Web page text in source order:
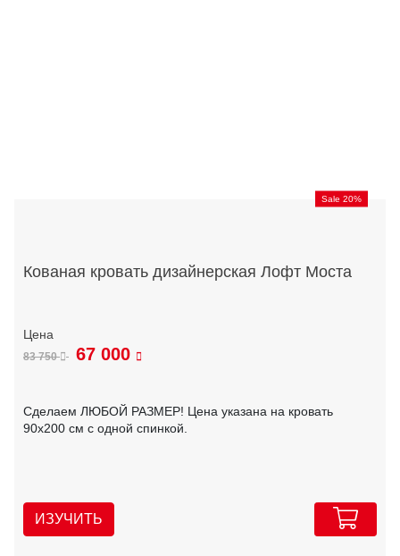
Sale 20%
Кованая кровать дизайнерская Лофт Моста
83 750 67 000
Сделаем ЛЮБОЙ РАЗМЕР! Цена указана на кровать
90х200 см с одной спинкой.
ИЗУЧИТЬ